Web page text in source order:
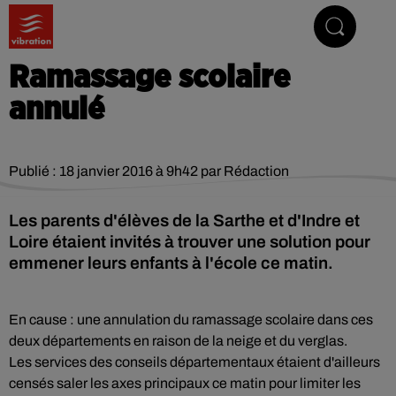
Ramassage scolaire
annulé
Publié : 18 janvier 2016 à 9h42 par Rédaction
Les parents d'élèves de la Sarthe et d'Indre et
Loire étaient invités à trouver une solution pour
emmener leurs enfants à l'école ce matin.
En cause : une annulation du ramassage scolaire dans ces
deux départements en raison de la neige et du verglas.
Les services des conseils départementaux étaient d'ailleurs
censés saler les axes principaux ce matin pour limiter les